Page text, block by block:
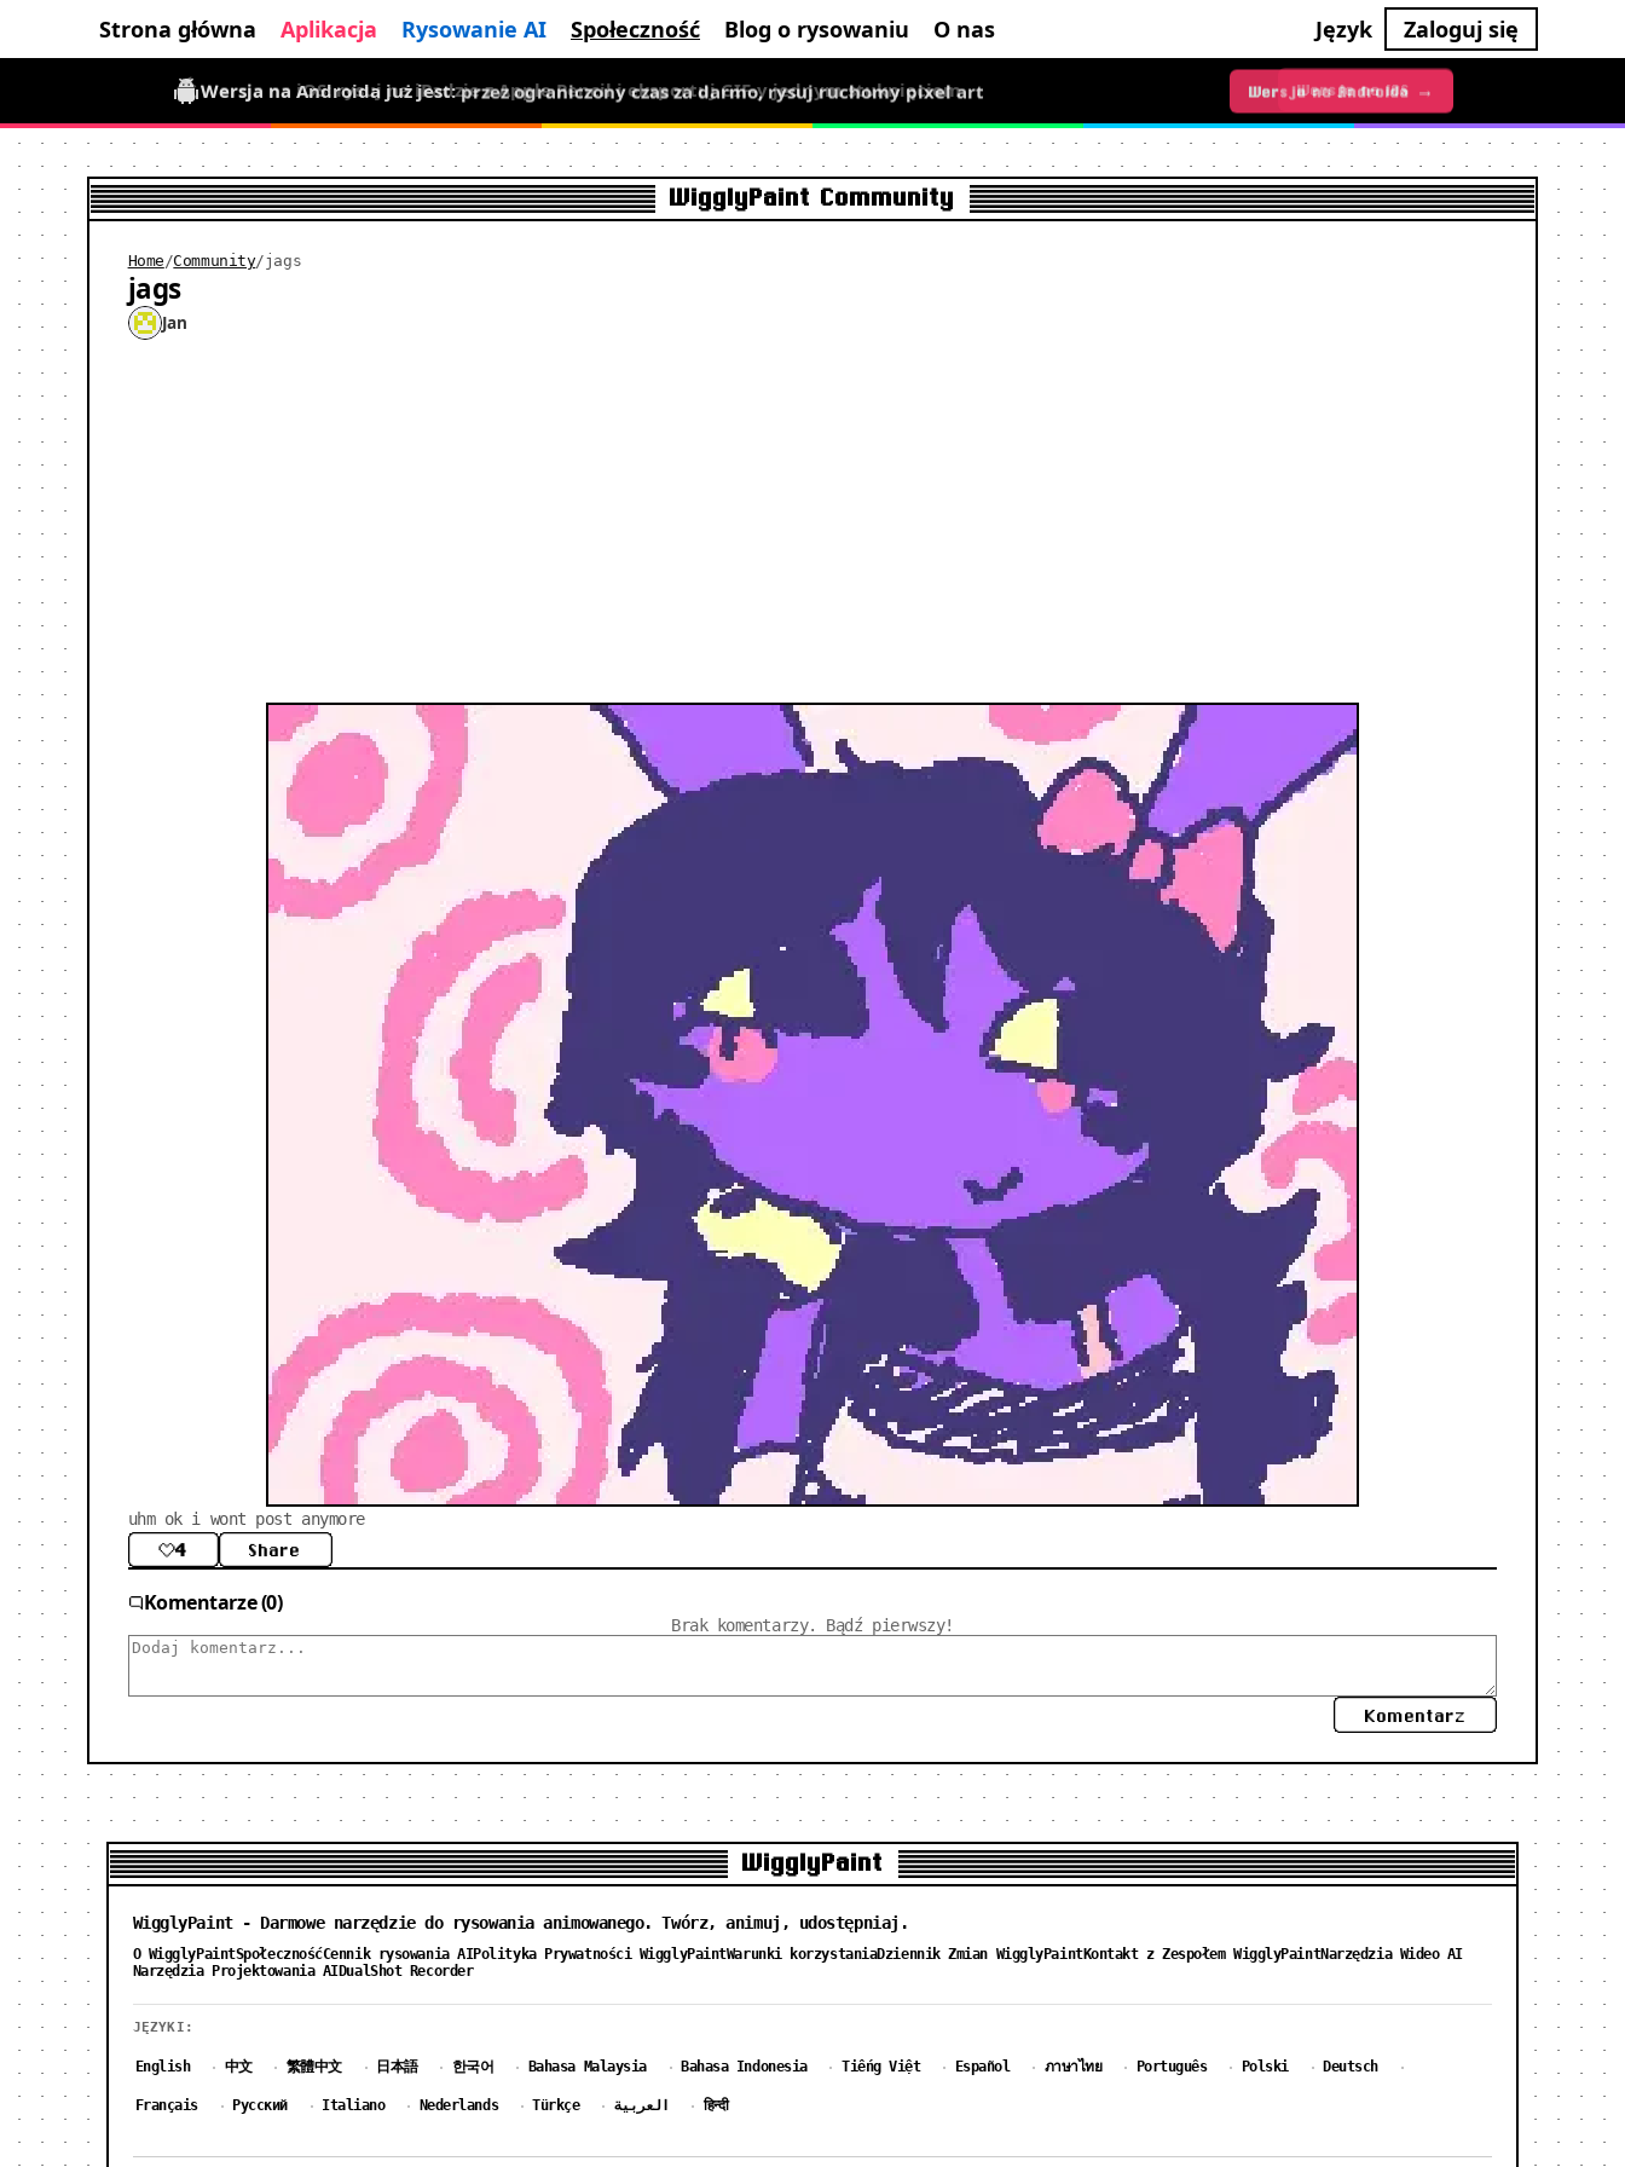
Strona główna Aplikacja Rysowanie AI Społeczność Blog o rysowaniu O nas Język Zaloguj się
Wersja na Androida już jest: przez ograniczony czas za darmo, rysuj ruchomy pixel art Wersja na Androida →
Wersja na iOS →
WigglyPaint Community
Home /Community/jags
jags
Jan
uhm ok i wont post anymore
4 Share
Komentarze (0)
Brak komentarzy. Bądź pierwszy!
Komentarz
WigglyPaint
WigglyPaint - Darmowe narzędzie do rysowania animowanego. Twórz, animuj, udostępniaj.
O WigglyPaintSpołecznośćCennik rysowania AIPolityka Prywatności WigglyPaintWarunki korzystaniaDziennik Zmian WigglyPaintKontakt z Zespołem WigglyPaintNarzędzia Wideo AI
Narzędzia Projektowania AIDualShot Recorder
JĘZYKI:
English · 中文 · 繁體中文 · 日本語 · 한국어 · Bahasa Malaysia · Bahasa Indonesia · Tiếng Việt · Español · ภาษาไทย · Português · Polski · Deutsch ·
Français · Русский · Italiano · Nederlands · Türkçe · العربية · हिन्दी